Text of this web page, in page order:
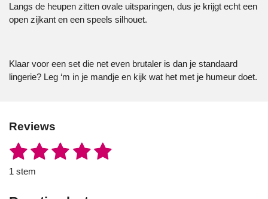
Langs de heupen zitten ovale uitsparingen, dus je krijgt echt een
open zijkant en een speels silhouet.
Klaar voor een set die net even brutaler is dan je standaard
lingerie? Leg ‘m in je mandje en kijk wat het met je humeur doet.
Reviews
R
a
t
1
s
2
s
3 4 5
S
1 stem